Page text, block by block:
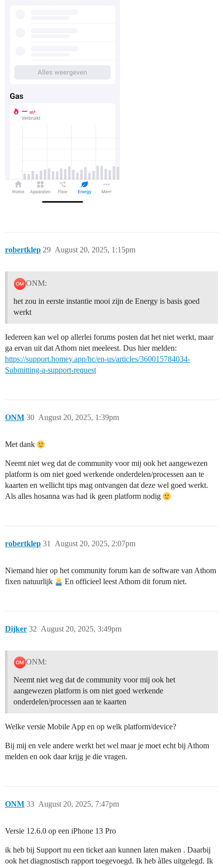
robertklep August 20, 2025, 1:15pm
29
ONM:
het zou in eerste instantie mooi zijn de Energy is basis goed
werkt
Iedereen kan wel op allerlei forums posten dat het niet werkt, maar
ga ervan uit dat Athom niet meeleest. Dus hier melden:
https://support.homey.app/hc/en-us/articles/360015784034-
Submitting-a-support-request
ONM August 20, 2025, 1:39pm
30
Met dank
Neemt niet weg dat de community voor mij ook het aangewezen
platform is om niet goed werkende onderdelen/processen aan te
kaarten en wellicht tips mag ontvangen dat deze wel goed werkt.
Als alles hosanna was had ik geen platform nodig
robertklep August 20, 2025, 2:07pm
31
Niemand hier op het community forum kan de software van Athom
fixen natuurlijk
En officieel leest Athom dit forum niet.
Dijker August 20, 2025, 3:49pm
32
ONM:
Neemt niet weg dat de community voor mij ook het
aangewezen platform is om niet goed werkende
onderdelen/processen aan te kaarten
Welke versie Mobile App en op welk platform/device?
Bij mij en vele andere werkt het wel maar je moet echt bij Athom
melden en ook daar krijg je die vragen.
ONM August 20, 2025, 7:47pm
33
Versie 12.6.0 op een iPhone 13 Pro
ik heb bij Support nu een ticket aan kunnen laten maken . Daarbij
ook het diagnostisch rapport toegevoegd. Ik heb àlles uitgelegd. Ik